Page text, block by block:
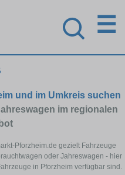
☰
und im Umkreis suchen
im regionalen
Pforzheim.de gezielt Fahrzeuge
oder Jahreswagen - hier
in Pforzheim verfügbar sind.